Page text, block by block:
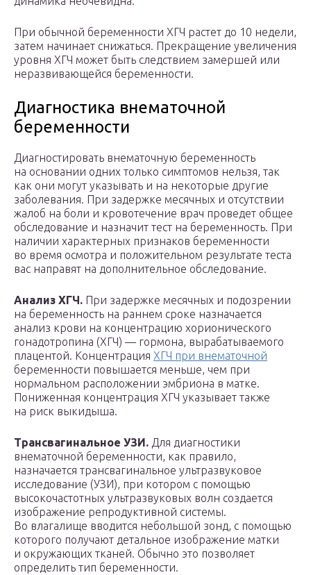
При обычной беременности ХГЧ растет до 10 недели,
затем начинает снижаться. Прекращение увеличения
уровня ХГЧ может быть следствием замершей или
неразвивающейся беременности.
Диагностика внематочной
беременности
Диагностировать внематочную беременность
на основании одних только симптомов нельзя, так
как они могут указывать и на некоторые другие
заболевания. При задержке месячных и отсутствии
жалоб на боли и кровотечение врач проведет общее
обследование и назначит тест на беременность. При
наличии характерных признаков беременности
во время осмотра и положительном результате теста
вас направят на дополнительное обследование.
Анализ ХГЧ. При задержке месячных и подозрении
на беременность на раннем сроке назначается
анализ крови на концентрацию хорионического
гонадотропина (ХГЧ) — гормона, вырабатываемого
плацентой. Концентрация ХГЧ при внематочной
беременности повышается меньше, чем при
нормальном расположении эмбриона в матке.
Пониженная концентрация ХГЧ указывает также
на риск выкидыша.
Трансвагинальное УЗИ. Для диагностики
внематочной беременности, как правило,
назначается трансвагинальное ультразвуковое
исследование (УЗИ), при котором с помощью
высокочастотных ультразвуковых волн создается
изображение репродуктивной системы.
Во влагалище вводится небольшой зонд, с помощью
которого получают детальное изображение матки
и окружающих тканей. Обычно это позволяет
определить тип беременности.